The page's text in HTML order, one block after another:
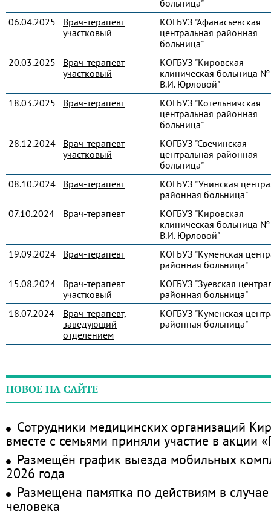
больница"
06.04.2025
Врач-терапевт
участковый
КОГБУЗ "Афанасьевская
центральная районная
больница"
20.03.2025
Врач-терапевт
участковый
КОГБУЗ "Кировская
клиническая больница
В.И. Юрловой"
18.03.2025
Врач-терапевт
КОГБУЗ "Котельничская
центральная районная
больница"
28.12.2024
Врач-терапевт
участковый
КОГБУЗ "Свечинская
центральная районная
больница"
08.10.2024
Врач-терапевт
КОГБУЗ "Унинская
районная больница"
07.10.2024
Врач-терапевт
КОГБУЗ "Кировская
клиническая больница
В.И. Юрловой"
19.09.2024
Врач-терапевт
КОГБУЗ "Куменская
районная больница"
15.08.2024
Врач-терапевт
участковый
КОГБУЗ "Зуевская
районная больница"
18.07.2024
Врач-терапевт,
заведующий
отделением
КОГБУЗ "Куменская
районная больница"
НОВОЕ НА САЙТЕ
Сотрудники медицинских организаций
вместе с семьями приняли участие в акции
Размещён график выезда мобильных
2026 года
Размещена памятка по действиям в
человека